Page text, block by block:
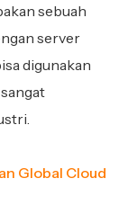
sebuah
server
digunakan
Global Cloud